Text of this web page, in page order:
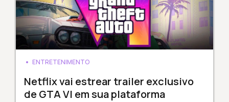
ENTRETENIMENTO
Netflix vai estrear trailer exclusivo
de GTA VI em sua plataforma